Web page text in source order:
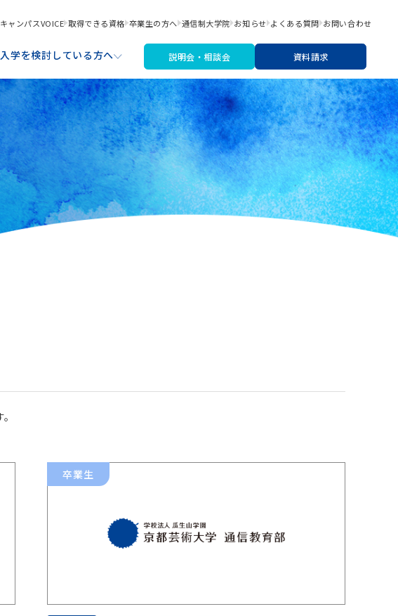
キャンパスVOICE 取得できる資格 卒業生の方へ 通信制大学院 お知らせ よくある質問 お問い合わせ
就職サポート
ポリシー
ザインコース 文芸コース
教材・機材費
入学を検討している方へ
あなたにあった入学検討ステップ
説明会・相談会 資料請求
卒業生